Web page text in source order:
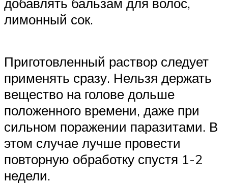
лимонный сок.
Приготовленный раствор следует
применять сразу. Нельзя держать
вещество на голове дольше
положенного времени, даже при
сильном поражении паразитами. В
этом случае лучше провести
повторную обработку спустя 1-2
недели.